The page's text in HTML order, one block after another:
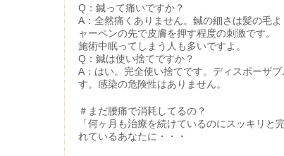
Q：鍼って痛いですか？
A：全然痛くありません。鍼の細さは髪の毛
ャーペンの先で皮膚を押す程度の刺激です。
施術中眠ってしまう人も多いですよ。
Q：鍼は使い捨てですか？
A：はい。完全使い捨てです。ディスポーザ
す。感染の危険性はありません。
＃まだ腰痛で消耗してるの？
「何ヶ月も治療を続けているのにスッキリと
れているあなたに・・・